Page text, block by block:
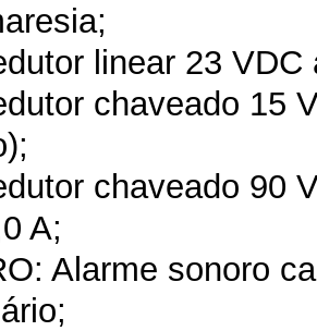
linear 23
chaveado 15
chaveado 90
A;
Alarme sonoro